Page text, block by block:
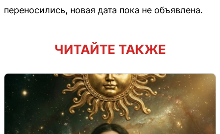
переносились, новая дата пока не объявлена.
ЧИТАЙТЕ ТАКЖЕ